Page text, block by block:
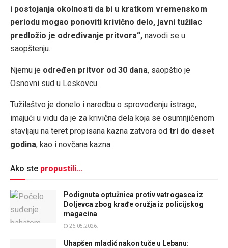
i postojanja okolnosti da bi u kratkom vremenskom
periodu mogao ponoviti krivično delo, javni tužilac
predložio je određivanje pritvora“, navodi se u
saopštenju.
Njemu je određen pritvor od 30 dana, saopštio je
Osnovni sud u Leskovcu.
Tužilaštvo je donelo i naredbu o sprovođenju istrage,
imajući u vidu da je za krivična dela koja se osumnjičenom
stavljaju na teret propisana kazna zatvora od tri do deset
godina, kao i novčana kazna.
Ako ste propustili...
Podignuta optužnica protiv vatrogasca iz
Doljevca zbog krađe oružja iz policijskog
magacina
26.05.2026.
Uhapšen mladić nakon tuče u Lebanu: